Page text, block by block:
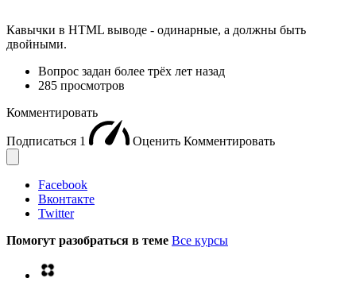
Кавычки в HTML выводе - одинарные, а должны быть
двойными.
Вопрос задан более трёх лет назад
285 просмотров
Комментировать
Подписаться 1 Оценить Комментировать
Facebook
Вконтакте
Twitter
Помогут разобраться в теме Все курсы